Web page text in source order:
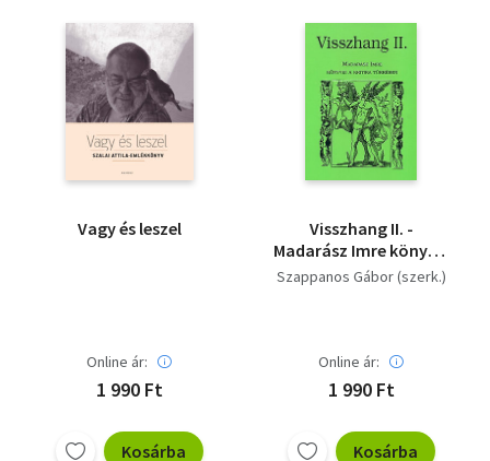
Vagy és leszel
Online ár:
1 990 Ft
Kosárba
Visszhang II. -
Madarász Imre könyvei
a kritika tükrében
Szappanos Gábor (szerk.)
Online ár:
1 990 Ft
Kosárba